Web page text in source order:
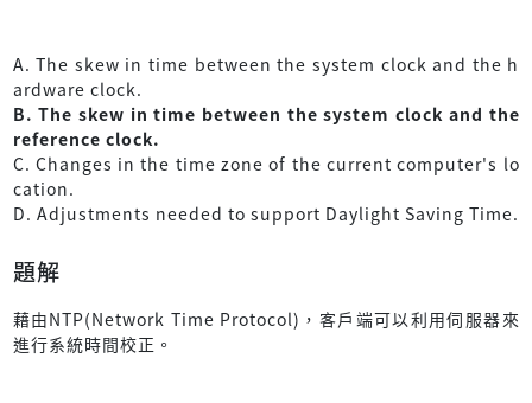
A. The skew in time between the system clock and the h
ardware clock.
B. The skew in time between the system clock and the
reference clock.
C. Changes in the time zone of the current computer's lo
cation.
D. Adjustments needed to support Daylight Saving Time.
題解
藉由NTP(Network Time Protocol)，客戶端可以利用伺服器來
進行系統時間校正。